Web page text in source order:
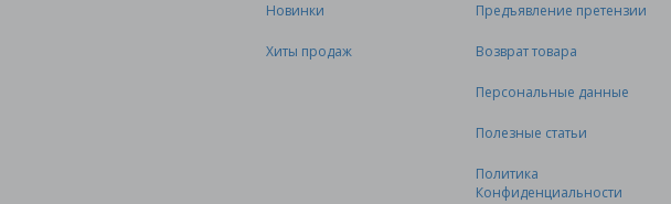
Новинки
Хиты продаж
Предъявление претензии
Возврат товара
Персональные данные
Полезные статьи
Политика
Конфиденциальности